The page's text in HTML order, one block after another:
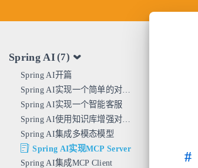
Spring AI(7)
Spring AI开篇
Spring AI实现一个智能客服
Spring AI集成多模态模型
Spring AI实现MCP Server
Spring AI集成MCP Client